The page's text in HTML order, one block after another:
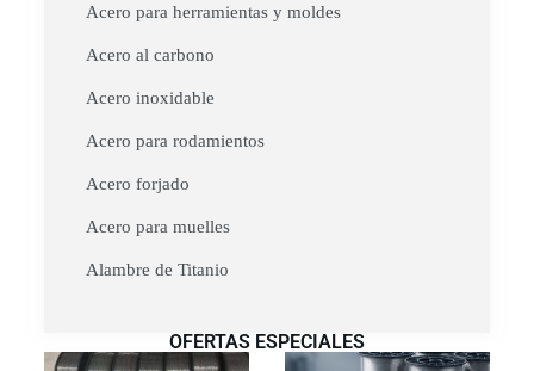
Acero para herramientas y moldes
Acero al carbono
Acero inoxidable
Acero para rodamientos
Acero forjado
Acero para muelles
Alambre de Titanio
OFERTAS ESPECIALES